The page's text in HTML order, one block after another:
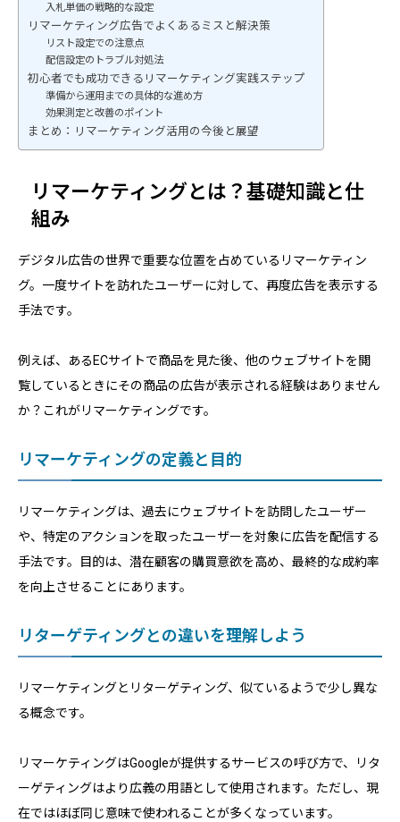
入札単価の戦略的な設定
リマーケティング広告でよくあるミスと解決策
リスト設定での注意点
配信設定のトラブル対処法
初心者でも成功できるリマーケティング実践ステップ
準備から運用までの具体的な進め方
効果測定と改善のポイント
まとめ：リマーケティング活用の今後と展望
リマーケティングとは？基礎知識と仕
組み
デジタル広告の世界で重要な位置を占めているリマーケティン
グ。一度サイトを訪れたユーザーに対して、再度広告を表示する
手法です。
例えば、あるECサイトで商品を見た後、他のウェブサイトを閲
覧しているときにその商品の広告が表示される経験はありません
か？これがリマーケティングです。
リマーケティングの定義と目的
リマーケティングは、過去にウェブサイトを訪問したユーザー
や、特定のアクションを取ったユーザーを対象に広告を配信する
手法です。目的は、潜在顧客の購買意欲を高め、最終的な成約率
を向上させることにあります。
リターゲティングとの違いを理解しよう
リマーケティングとリターゲティング、似ているようで少し異な
る概念です。
リマーケティングはGoogleが提供するサービスの呼び方で、リタ
ーゲティングはより広義の用語として使用されます。ただし、現
在ではほぼ同じ意味で使われることが多くなっています。